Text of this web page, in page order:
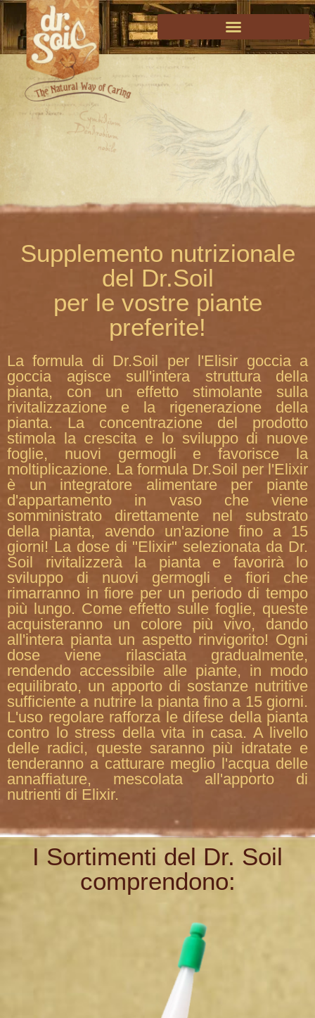
Supplemento nutrizionale
del Dr.Soil
per le vostre piante
preferite!
La formula di Dr.Soil per l'Elisir goccia a
goccia agisce sull'intera struttura della
pianta, con un effetto stimolante sulla
rivitalizzazione e la rigenerazione della
pianta. La concentrazione del prodotto
stimola la crescita e lo sviluppo di nuove
foglie, nuovi germogli e favorisce la
moltiplicazione. La formula Dr.Soil per l'Elixir
è un integratore alimentare per piante
d'appartamento in vaso che viene
somministrato direttamente nel substrato
della pianta, avendo un'azione fino a 15
giorni! La dose di "Elixir" selezionata da Dr.
Soil rivitalizzerà la pianta e favorirà lo
sviluppo di nuovi germogli e fiori che
rimarranno in fiore per un periodo di tempo
più lungo. Come effetto sulle foglie, queste
acquisteranno un colore più vivo, dando
all'intera pianta un aspetto rinvigorito! Ogni
dose viene rilasciata gradualmente,
rendendo accessibile alle piante, in modo
equilibrato, un apporto di sostanze nutritive
sufficiente a nutrire la pianta fino a 15 giorni.
L'uso regolare rafforza le difese della pianta
contro lo stress della vita in casa. A livello
delle radici, queste saranno più idratate e
tenderanno a catturare meglio l'acqua delle
annaffiature, mescolata all'apporto di
nutrienti di Elixir.
I Sortimenti del Dr. Soil
comprendono: